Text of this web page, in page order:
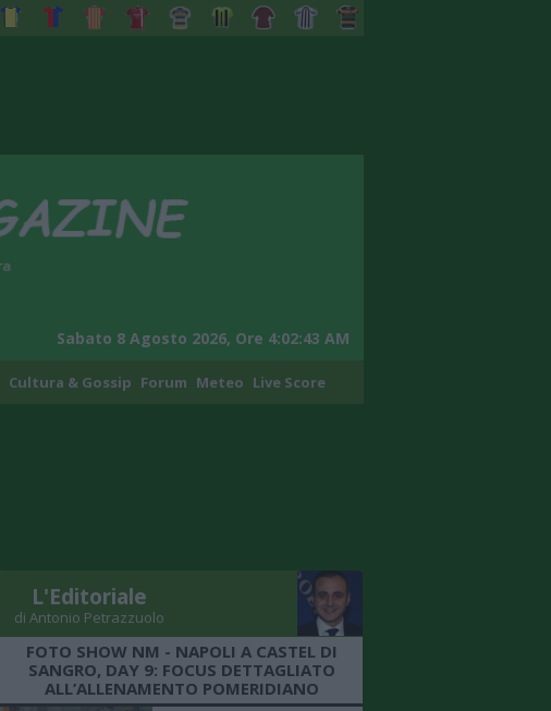
Sabato 8 Agosto 2026, Ore 4:02:44 AM
Cultura & Gossip Forum Meteo Live Score
L'Editoriale
di Antonio Petrazzuolo
FOTO SHOW NM - NAPOLI A CASTEL DI
SANGRO, DAY 9: FOCUS DETTAGLIATO
ALL’ALLENAMENTO POMERIDIANO